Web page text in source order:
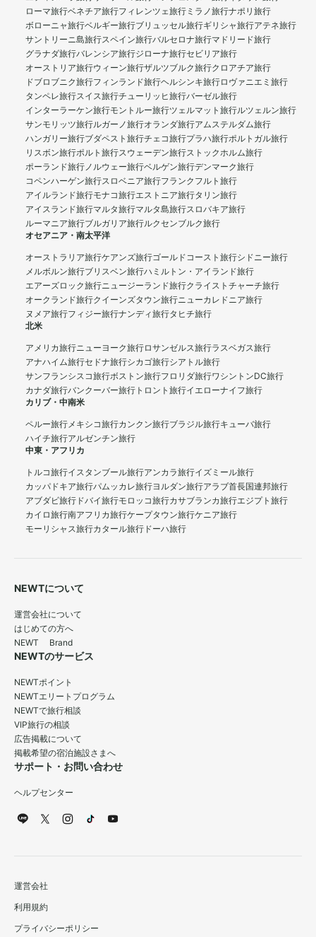
ローマ旅行ベネチア旅行フィレンツェ旅行 ミラノ旅行ナポリ旅行
ボローニャ旅行ベルギー旅行ブリュッセル旅行ギリシャ旅行アテネ旅行
サントリーニ島旅行スペイン旅行バルセロナ旅行マドリード旅行
グラナダ旅行バレンシア旅行ジローナ旅行セビリア旅行
オーストリア旅行ウィーン旅行ザルツブルク旅行クロアチア旅行
ドブロブニク旅行フィンランド旅行ヘルシンキ旅行ロヴァニエミ旅行
タンペレ旅行スイス旅行チューリッヒ旅行バーゼル旅行
インターラーケン旅行モントルー旅行ツェルマット旅行ルツェルン旅行
サンモリッツ旅行ルガーノ旅行オランダ旅行アムステルダム旅行
ハンガリー旅行ブダペスト旅行チェコ旅行プラハ旅行ポルトガル旅行
リスボン旅行ポルト旅行スウェーデン旅行ストックホルム旅行
ポーランド旅行ノルウェー旅行ベルゲン旅行デンマーク旅行
コペンハーゲン旅行スロベニア旅行フランクフルト旅行
アイルランド旅行モナコ旅行エストニア旅行タリン旅行
アイスランド旅行マルタ旅行マルタ島旅行スロバキア旅行
ルーマニア旅行ブルガリア旅行ルクセンブルク旅行
オセアニア・南太平洋
オーストラリア旅行ケアンズ旅行ゴールドコースト旅行シドニー旅行
メルボルン旅行ブリスベン旅行ハミルトン・アイランド旅行
エアーズロック旅行ニュージーランド旅行クライストチャーチ旅行
オークランド旅行クイーンズタウン旅行ニューカレドニア旅行
ヌメア旅行フィジー旅行ナンディ旅行タヒチ旅行
北米
アメリカ旅行ニューヨーク旅行ロサンゼルス旅行ラスベガス旅行
アナハイム旅行セドナ旅行シカゴ旅行シアトル旅行
サンフランシスコ旅行ボストン旅行フロリダ旅行ワシントンDC旅行
カナダ旅行バンクーバー旅行 トロント旅行イエローナイフ旅行
カリブ・中南米
ペルー旅行メキシコ旅行カンクン旅行ブラジル旅行キューバ旅行
ハイチ旅行アルゼンチン旅行
中東・アフリカ
トルコ旅行イスタンブール旅行アンカラ旅行イズミール旅行
カッパドキア旅行パムッカレ旅行ヨルダン旅行アラブ首長国連邦旅行
アブダビ旅行 ドバイ旅行モロッコ旅行カサブランカ旅行エジプト旅行
カイロ旅行南アフリカ旅行ケープタウン旅行ケニア旅行
モーリシャス旅行カタール旅行 ドーハ旅行
NEWTについて
運営会社について
はじめての方へ
NEWT Brand
NEWTのサービス
NEWTポイント
NEWTエリートプログラム
NEWTで旅行相談
VIP旅行の相談
広告掲載について
掲載希望の宿泊施設さまへ
サポート・お問い合わせ
ヘルプセンター
運営会社
利用規約
プライバシーポリシー